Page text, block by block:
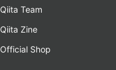
Qiita Team
Qiita Zine
Official Shop